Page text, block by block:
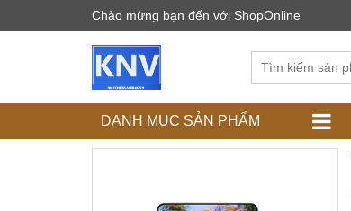
Chào mừng bạn đến với ShopOnline
DANH MỤC SẢN PHẨM